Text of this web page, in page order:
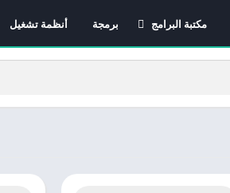
مكتبة البرامج
برامج الانترنت
برمجة أنظمة تشغيل